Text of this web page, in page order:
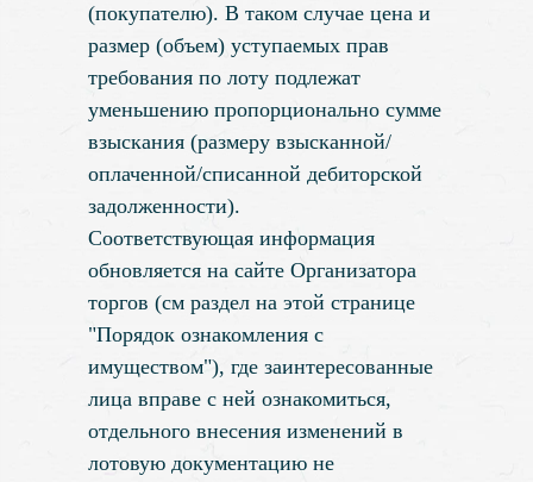
(покупателю). В таком случае цена и
размер (объем) уступаемых прав
требования по лоту подлежат
уменьшению пропорционально сумме
взыскания (размеру взысканной/
оплаченной/списанной дебиторской
задолженности).
Соответствующая информация
обновляется на сайте Организатора
торгов (см раздел на этой странице
"Порядок ознакомления с
имуществом"), где заинтересованные
лица вправе с ней ознакомиться,
отдельного внесения изменений в
лотовую документацию не